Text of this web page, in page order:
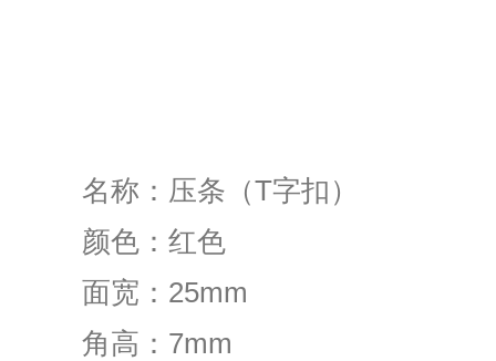
名称：压条（T字扣）
颜色：红色
面宽：25mm
角高：7mm